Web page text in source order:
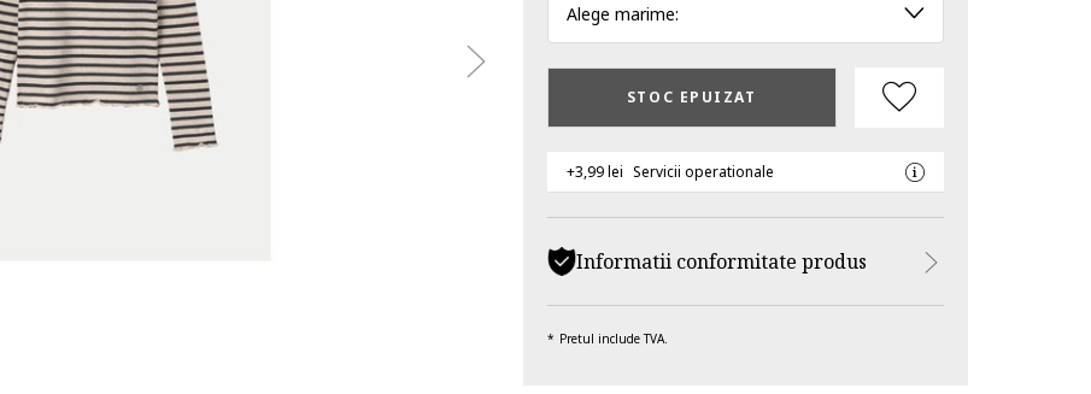
Alege marime:
STOC EPUIZAT
+3,99 lei Servicii operationale
Informatii conformitate produs
Pretul include TVA.